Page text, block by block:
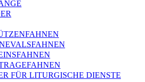
FÜR LITURGISCHE DIENSTE